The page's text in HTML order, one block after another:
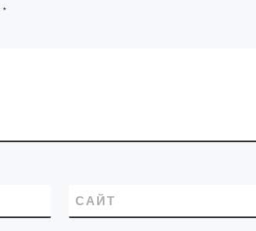
*
САЙТ